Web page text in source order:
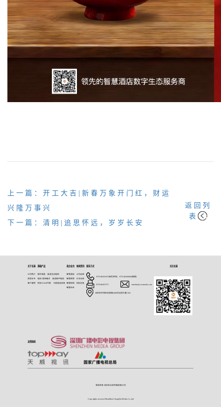
上一篇：开工大吉|新春万象开门红，财运
兴隆万事兴
返回列
表
下一篇：清明|追思怀远，岁岁长安
关于长泰
公司简介
资质证书
客户案例
基础产品
境外频道 高清互动电视
电视+宽带融合 高清数字电视
央视3/5/6/8代理 卫星接收安装
政企业务
智慧酒店
智慧医院
智慧校园
智慧社区
新闻资讯
公司动态
行业动态
招标信息
联系方式
：0755-86501027(商务咨询) 0755-86360606(客服)
：0755-86367275 ：ctmedia@szctmedia.com
：深圳市罗湖区怡景路2008号动漫大厦1301
关注长泰
友情链接
版权所有 深圳市长泰传媒有限公司
Copy rights reserved ShenZhen ChangTai Media Co.,Ltd